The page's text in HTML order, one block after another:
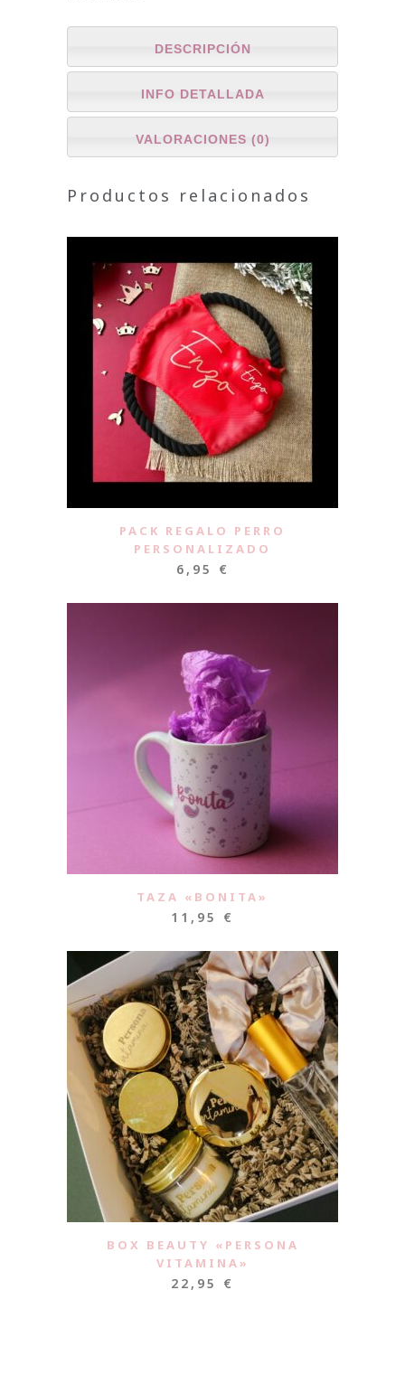
DESCRIPCIÓN
INFO DETALLADA
VALORACIONES (0)
Productos relacionados
PACK REGALO PERRO
PERSONALIZADO
6,95 €
TAZA «BONITA»
11,95 €
BOX BEAUTY «PERSONA
VITAMINA»
22,95 €